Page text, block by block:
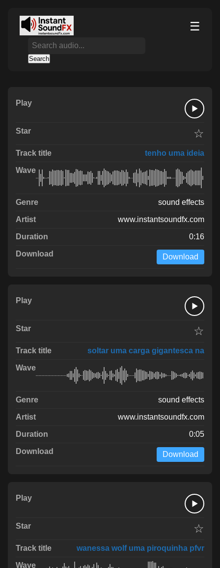
☰
Search
☆
tenho uma ideia
sound effects
www.instantsoundfx.com
0:16
Download
☆
soltar uma carga gigantesca na
sound effects
www.instantsoundfx.com
0:05
Download
☆
wanessa wolf uma piroquinha pfvr